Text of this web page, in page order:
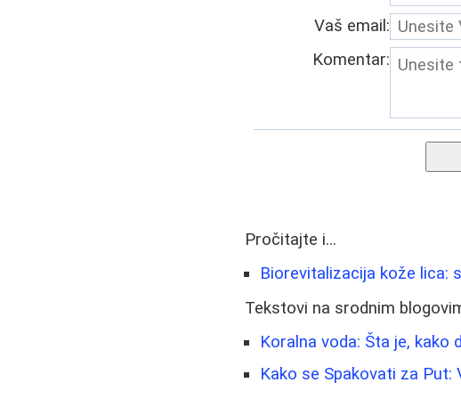
Vaš email:
Komentar:
Pročitajte i...
Biorevitalizacija kože lica:
Tekstovi na srodnim
Koralna voda: Šta je, kako
Kako se Spakovati za